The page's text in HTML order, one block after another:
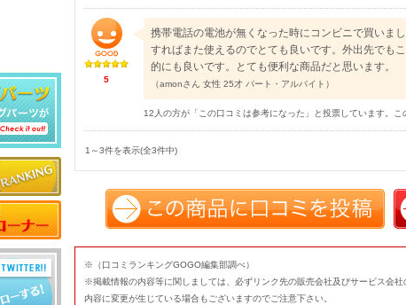
5
携帯電話の電池が無くなった時にコンビニで買いま
すればまた使えるのでとても良いです。外出先でも
的にも良いです。とても便利な商品だと思います。
（amonさん 女性 25才 パート・アルバイト）
12人の方が「この口コミは参考になった」と投票しています。こ
1～3件を表示(全3件中)
※（口コミランキングGOGO編集部調べ）
※掲載情報の内容等に関しましては、必ずリンク先の販売会社及びサービス会
内容に変更が生じている場合もございますのでご注意下さい。